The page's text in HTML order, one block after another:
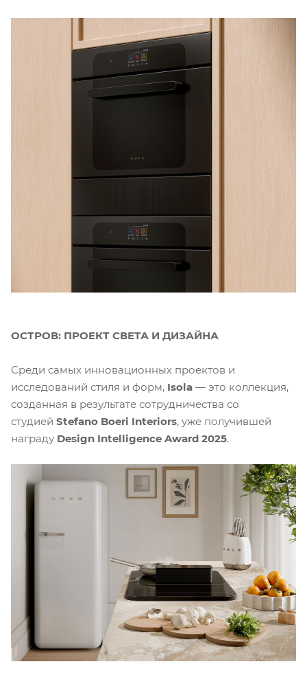
ОСТРОВ: ПРОЕКТ СВЕТА И ДИЗАЙНА
Среди самых инновационных проектов и
исследований стиля и форм, Isola — это коллекция,
созданная в результате сотрудничества со
студией Stefano Boeri Interiors, уже получившей
награду Design Intelligence Award 2025.